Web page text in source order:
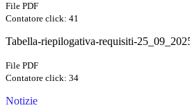
File PDF
Contatore click: 41
Tabella-riepilogativa-requisiti-
File PDF
Contatore click: 34
Notizie